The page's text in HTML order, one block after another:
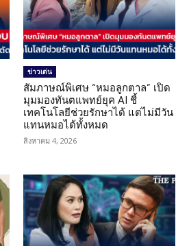
ข่าวเด่น
สัมภาษณ์พิเศษ “หมอลูกตาล” เปิด
มุมมองทันตแพทย์ยุค AI ชี้
เทคโนโลยีช่วยรักษาได้ แต่ไม่มีวัน
แทนหมอได้ทั้งหมด
สิงหาคม 4, 2026